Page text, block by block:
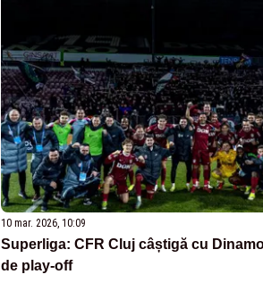
10 mar. 2026, 10:09
Superliga: CFR Cluj câștigă cu
de play-off